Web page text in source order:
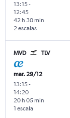
13:15-
12:45
2 escalas
42 h 30 min
MVD TLV
mar. 29/12
13:15-
14:20
1 escala
20 h 05 min